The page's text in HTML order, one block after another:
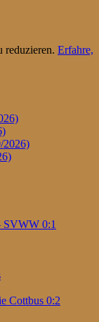
reduzieren. Erfahre,
2026)
SVWW 0:1
Cottbus 0:2